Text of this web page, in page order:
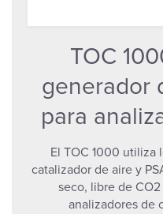
TOC
generador
para
El TOC 1000
catalizador de aire y
seco, libre de
analizadores de